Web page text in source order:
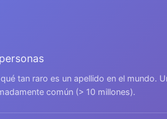
tan raro es un apellido en el mundo.
común (> 10 millones).